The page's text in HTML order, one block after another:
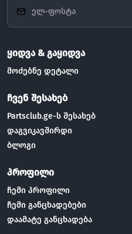
ყიდვა & გაყიდვა
მოძებნე დეტალი
ჩვენ შესახებ
Partsclub.ge-ს შესახებ
დაგვიკავშირდი
ბლოგი
პროფილი
ჩემი პროფილი
ჩემი განცხადებები
დაამატე განცხადება